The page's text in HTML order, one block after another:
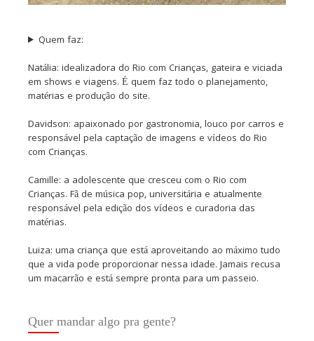
Quem faz:
Natália: idealizadora do Rio com Crianças, gateira e viciada
em shows e viagens. É quem faz todo o planejamento,
matérias e produção do site.
Davidson: apaixonado por gastronomia, louco por carros e
responsável pela captação de imagens e vídeos do Rio
com Crianças.
Camille: a adolescente que cresceu com o Rio com
Crianças. Fã de música pop, universitária e atualmente
responsável pela edição dos vídeos e curadoria das
matérias.
Luiza: uma criança que está aproveitando ao máximo tudo
que a vida pode proporcionar nessa idade. Jamais recusa
um macarrão e está sempre pronta para um passeio.
Quer mandar algo pra gente?